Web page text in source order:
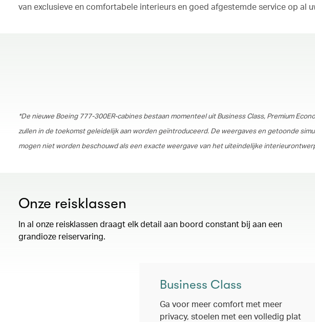
van exclusieve en comfortabele interieurs en goed afgestemde service op al
*De nieuwe Boeing 777-300ER-cabines bestaan momenteel uit Business Class, Premium
zullen in de toekomst geleidelijk aan worden geïntroduceerd. De weergaves en getoonde
mogen niet worden beschouwd als een exacte weergave van het uiteindelijke
Onze reisklassen
In al onze reisklassen draagt elk detail aan boord constant bij aan een
grandioze reiservaring.
Business Class
Ga voor meer comfort met meer
privacy, stoelen met een volledig plat